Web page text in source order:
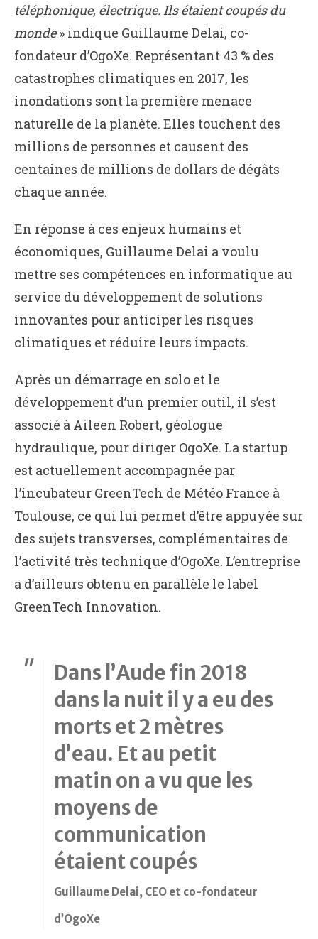
téléphonique, électrique. Ils étaient coupés du
monde» indique Guillaume Delai, co-
fondateur d’OgoXe. Représentant 43 % des
catastrophes climatiques en 2017, les
inondations sont la première menace
naturelle de la planète. Elles touchent des
millions de personnes et causent des
centaines de millions de dollars de dégâts
chaque année.
En réponse à ces enjeux humains et
économiques, Guillaume Delai a voulu
mettre ses compétences en informatique au
service du développement de solutions
innovantes pour anticiper les risques
climatiques et réduire leurs impacts.
Après un démarrage en solo et le
développement d’un premier outil, il s’est
associé à Aileen Robert, géologue
hydraulique, pour diriger OgoXe. La startup
est actuellement accompagnée par
l’incubateur GreenTech de Météo France à
Toulouse, ce qui lui permet d’être appuyée sur
des sujets transverses, complémentaires de
l’activité très technique d’OgoXe. L’entreprise
a d’ailleurs obtenu en parallèle le label
GreenTech Innovation.
Dans l’Aude fin 2018
dans la nuit il y a eu des
morts et 2 mètres
d’eau. Et au petit
matin on a vu que les
moyens de
communication
étaient coupés
Guillaume Delai, CEO et co-fondateur
d’OgoXe